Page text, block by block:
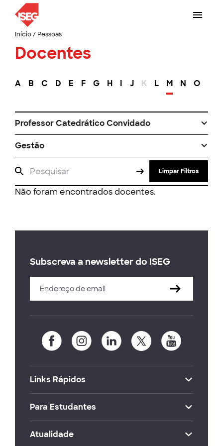
Início/ Pessoas
Docentes
A B C D E F G H I J K L M N O
Professor Catedrático Convidado
Gestão
Limpar Filtros
Não foram encontrados docentes.
Subscreva a newsletter do ISEG
Links Rápidos
Para Estudantes
Atualidade